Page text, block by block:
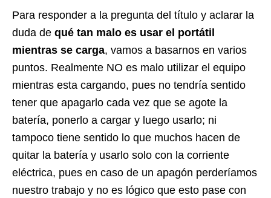
Para responder a la pregunta del título y aclarar la
duda de qué tan malo es usar el portátil
mientras se carga, vamos a basarnos en varios
puntos. Realmente NO es malo utilizar el equipo
mientras esta cargando, pues no tendría sentido
tener que apagarlo cada vez que se agote la
batería, ponerlo a cargar y luego usarlo; ni
tampoco tiene sentido lo que muchos hacen de
quitar la batería y usarlo solo con la corriente
eléctrica, pues en caso de un apagón perderíamos
nuestro trabajo y no es lógico que esto pase con